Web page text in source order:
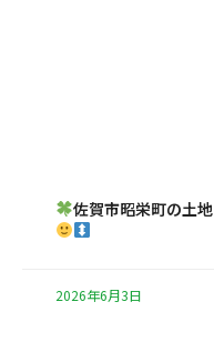
佐賀市昭栄町の土
2026年6月3日